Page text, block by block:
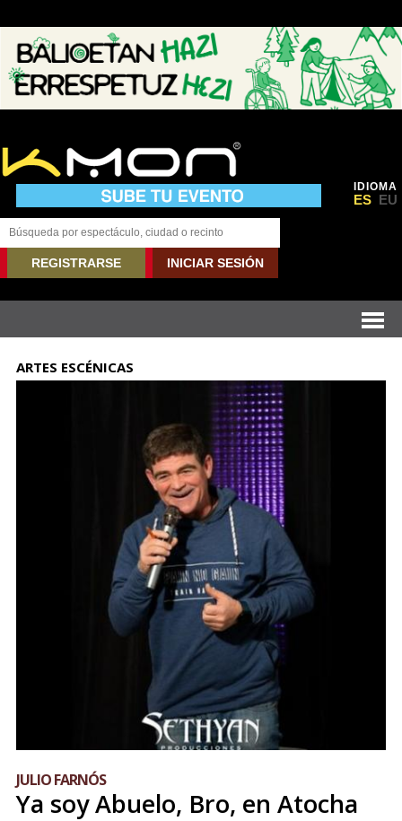
IDIOMA
ES EU
REGISTRARSE INICIAR SESIÓN
ARTES ESCÉNICAS
JULIO FARNÓS
Ya soy Abuelo, Bro, en Atocha